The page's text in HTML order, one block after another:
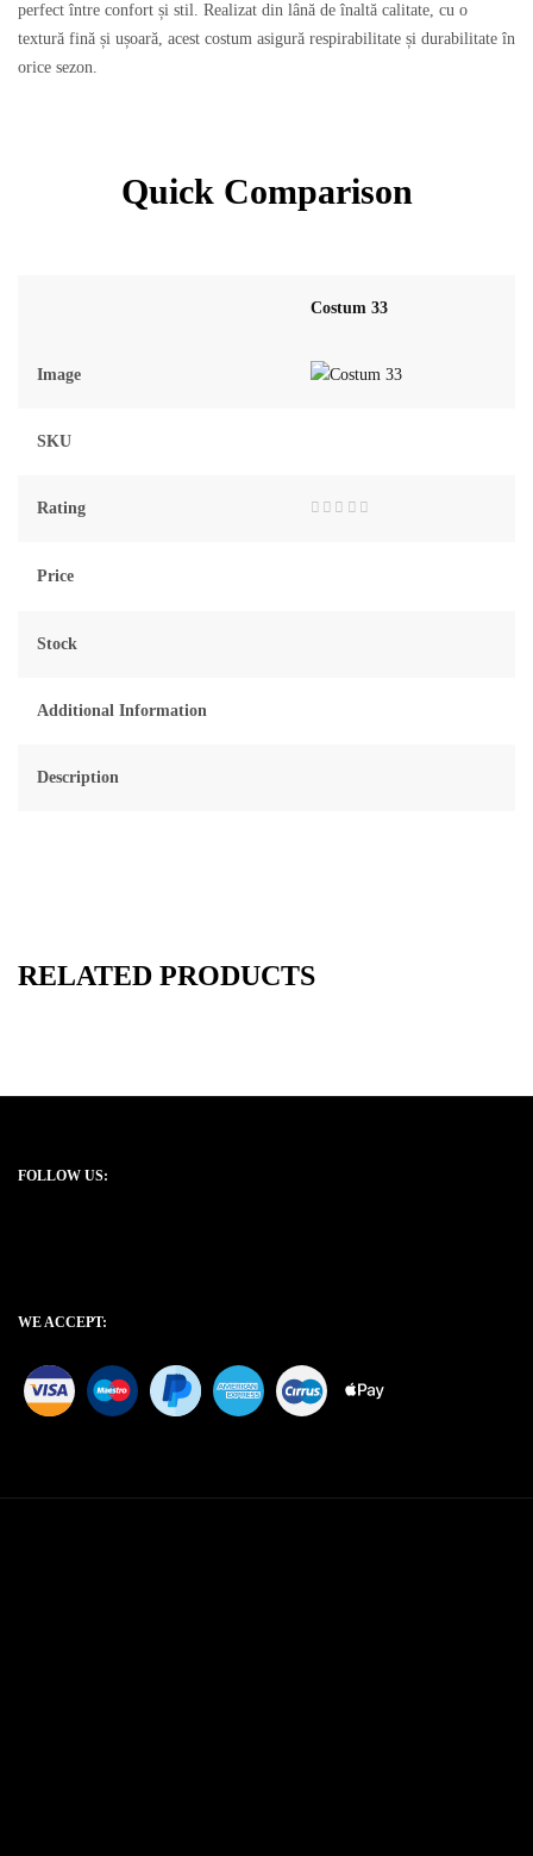
perfect între confort și stil. Realizat din lână de înaltă calitate, cu o
textură fină și ușoară, acest costum asigură respirabilitate și durabilitate în
orice sezon.
Quick Comparison
Costum 33
Image
SKU
Rating
Price
Stock
Additional Information
Description
RELATED PRODUCTS
FOLLOW US:
WE ACCEPT: